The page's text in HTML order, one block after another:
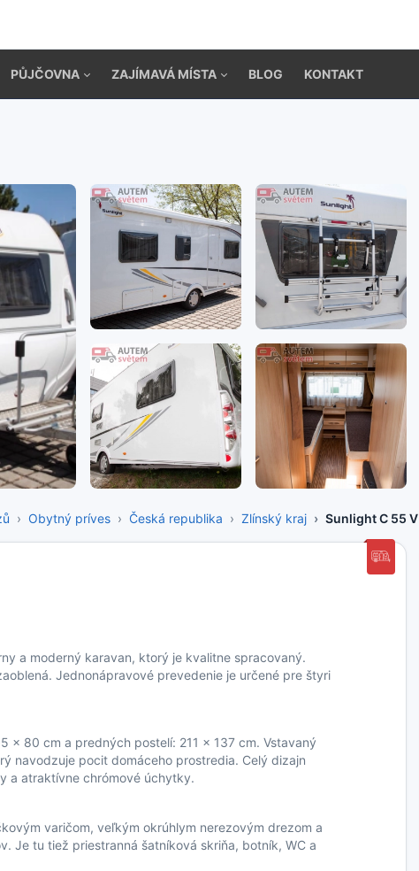
PŮJČOVNA ZAJÍMAVÁ MÍSTA BLOG KONTAKT
Obytný príves Česká republika Zlínský kraj Sunlight C 55 V
a moderný karavan, ktorý je kvalitne spracovaný.
Jednonápravové prevedenie je určené pre štyri
x 80 cm a predných postelí: 211 x 137 cm. Vstavaný
navodzuje pocit domáceho prostredia. Celý dizajn
a atraktívne chrómové úchytky.
varičom, veľkým okrúhlym nerezovým drezom a
Je tu tiež priestranná šatníková skriňa, botník, WC a